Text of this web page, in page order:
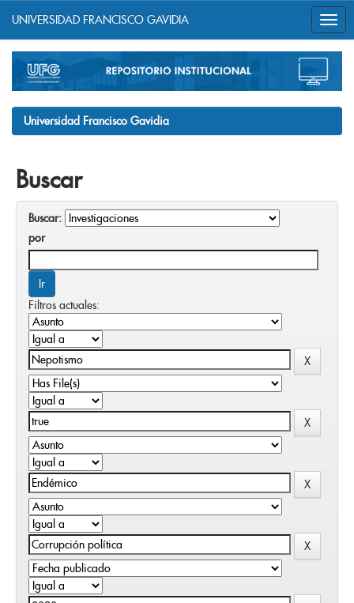
navigation
UNIVERSIDAD FRANCISCO GAVIDIA
Universidad Francisco Gavidia
Buscar
Buscar:
por
Filtros actuales: